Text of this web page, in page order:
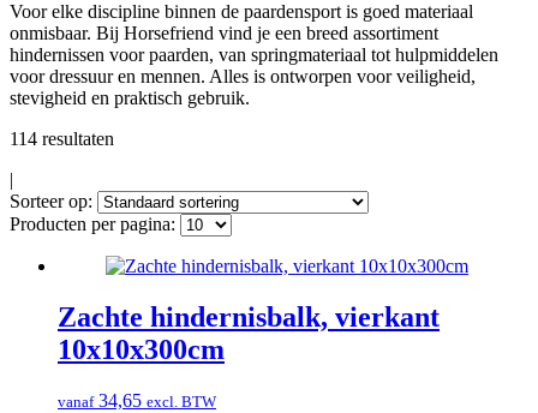
Voor elke discipline binnen de paardensport is goed materiaal
onmisbaar. Bij Horsefriend vind je een breed assortiment
hindernissen voor paarden, van springmateriaal tot hulpmiddelen
voor dressuur en mennen. Alles is ontworpen voor veiligheid,
stevigheid en praktisch gebruik.
114 resultaten
|
Sorteer op:
Producten per pagina:
Zachte hindernisbalk, vierkant
10x10x300cm
vanaf34,65 excl. BTW